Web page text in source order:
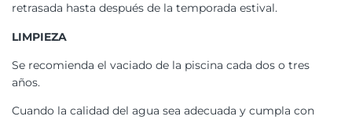
retrasada hasta después de la temporada estival.
LIMPIEZA
Se recomienda el vaciado de la piscina cada dos o tres
años.
Cuando la calidad del agua sea adecuada y cumpla con